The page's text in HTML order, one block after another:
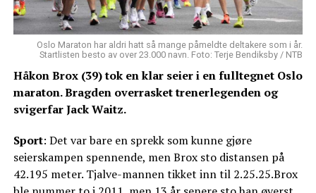
Oslo Maraton har aldri hatt så mange påmeldte deltakere som i år.
Startlisten besto av over 23.000 navn. Foto: Terje Bendiksby / NTB
Håkon Brox (39) tok en klar seier i en fulltegnet Oslo
maraton. Bragden overrasket trenerlegenden og
svigerfar Jack Waitz.
Sport: Det var bare en sprekk som kunne gjøre
seierskampen spennende, men Brox sto distansen på
42.195 meter. Tjalve-mannen tikket inn til 2.25.25.Brox